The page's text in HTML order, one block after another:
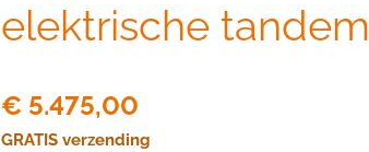
elektrische tandem
€ 5.475,00
GRATIS verzending